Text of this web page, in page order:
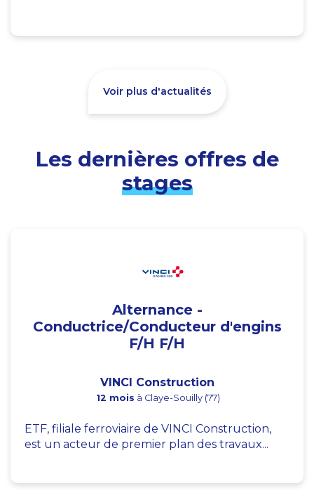
Voir plus d'actualités
Les dernières offres de
stages
Alternance -
Conductrice/Conducteur d'engins
F/H F/H
VINCI Construction
12 mois à Claye-Souilly (77)
ETF, filiale ferroviaire de VINCI Construction,
est un acteur de premier plan des travaux...